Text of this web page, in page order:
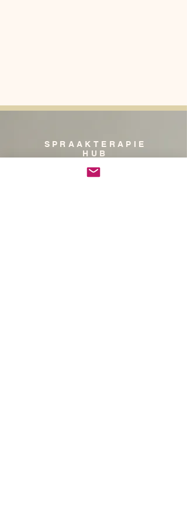
SPRAAKTERAPIE
HUB
Do Not Sell My Personal Information